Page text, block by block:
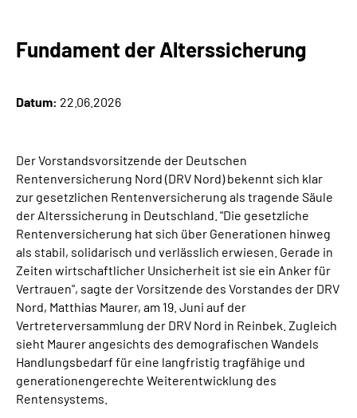
Fundament der Alterssicherung
Datum: 22.06.2026
Der Vorstandsvorsitzende der Deutschen
Rentenversicherung Nord (DRV Nord) bekennt sich klar
zur gesetzlichen Rentenversicherung als tragende Säule
der Alterssicherung in Deutschland. "Die gesetzliche
Rentenversicherung hat sich über Generationen hinweg
als stabil, solidarisch und verlässlich erwiesen. Gerade in
Zeiten wirtschaftlicher Unsicherheit ist sie ein Anker für
Vertrauen", sagte der Vorsitzende des Vorstandes der DRV
Nord, Matthias Maurer, am 19. Juni auf der
Vertreterversammlung der DRV Nord in Reinbek. Zugleich
sieht Maurer angesichts des demografischen Wandels
Handlungsbedarf für eine langfristig tragfähige und
generationengerechte Weiterentwicklung des
Rentensystems.